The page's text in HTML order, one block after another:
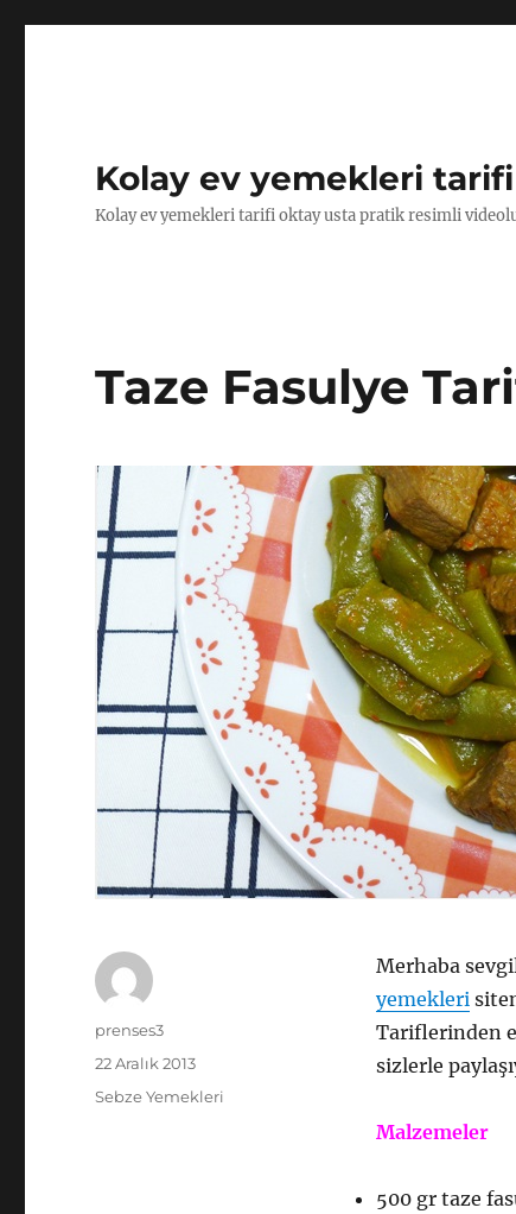
Kolay ev yemekleri
Kolay ev yemekleri tarifi oktay usta pratik resimli
Taze Fasulye
Merhaba
yemekleri
Tariflerinden
sizlerle
Malzemeler
500 gr taze
Yazar
prenses3
Yayın
tarihi
22 Aralık 2013
Kategoriler
Sebze Yemekleri